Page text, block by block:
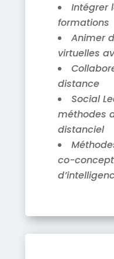
Intégrer
formations
Animer
virtuelles
distance
Social
méthodes
distanciel
co-